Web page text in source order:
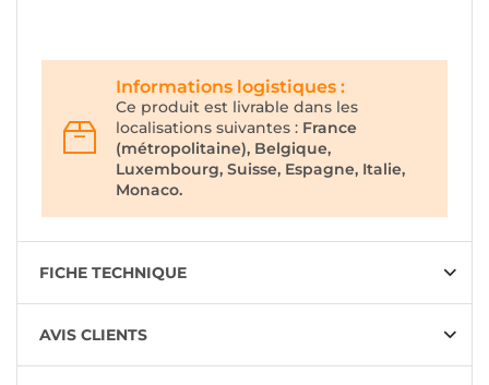
Informations logistiques :
Ce produit est livrable dans les
localisations suivantes : France
(métropolitaine), Belgique,
Luxembourg, Suisse, Espagne, Italie,
Monaco.
FICHE TECHNIQUE
AVIS CLIENTS